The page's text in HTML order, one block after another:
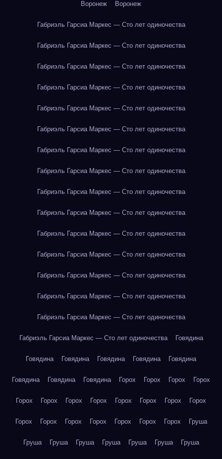
Воронеж Воронеж
Габриэль Гарсиа Маркес — Сто лет одиночества
Габриэль Гарсиа Маркес — Сто лет одиночества
Габриэль Гарсиа Маркес — Сто лет одиночества
Габриэль Гарсиа Маркес — Сто лет одиночества
Габриэль Гарсиа Маркес — Сто лет одиночества
Габриэль Гарсиа Маркес — Сто лет одиночества
Габриэль Гарсиа Маркес — Сто лет одиночества
Габриэль Гарсиа Маркес — Сто лет одиночества
Габриэль Гарсиа Маркес — Сто лет одиночества
Габриэль Гарсиа Маркес — Сто лет одиночества
Габриэль Гарсиа Маркес — Сто лет одиночества
Габриэль Гарсиа Маркес — Сто лет одиночества
Габриэль Гарсиа Маркес — Сто лет одиночества
Габриэль Гарсиа Маркес — Сто лет одиночества
Габриэль Гарсиа Маркес — Сто лет одиночества
Габриэль Гарсиа Маркес — Сто лет одиночества Говядина
Говядина Говядина Говядина Говядина Говядина
Говядина Говядина Говядина Горох Горох Горох Горох
Горох Горох Горох Горох Горох Горох Горох Горох
Горох Горох Горох Горох Горох Горох Горох Груша
Груша Груша Груша Груша Груша Груша Груша